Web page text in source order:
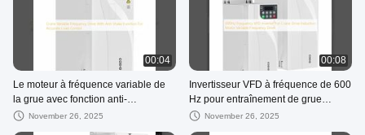
00:04
Le moteur à fréquence variable de
la grue avec fonction anti-
tremblement pour un contrôle précis
November 26, 2025
00:08
Invertisseur VFD à fréquence de 600
Hz pour entraînement de grue
moteur à induction entraînement à
November 26, 2025